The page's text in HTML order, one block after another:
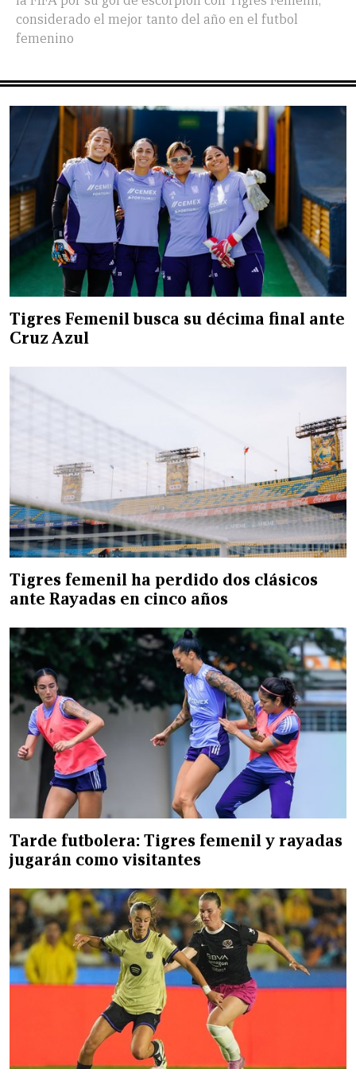
considerado el mejor tanto del año en el futbol
femenino
Tigres Femenil busca su décima final ante
Cruz Azul
Tigres femenil ha perdido dos clásicos
ante Rayadas en cinco años
Tarde futbolera: Tigres femenil y rayadas
jugarán como visitantes